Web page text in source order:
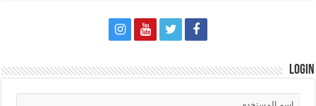
Login